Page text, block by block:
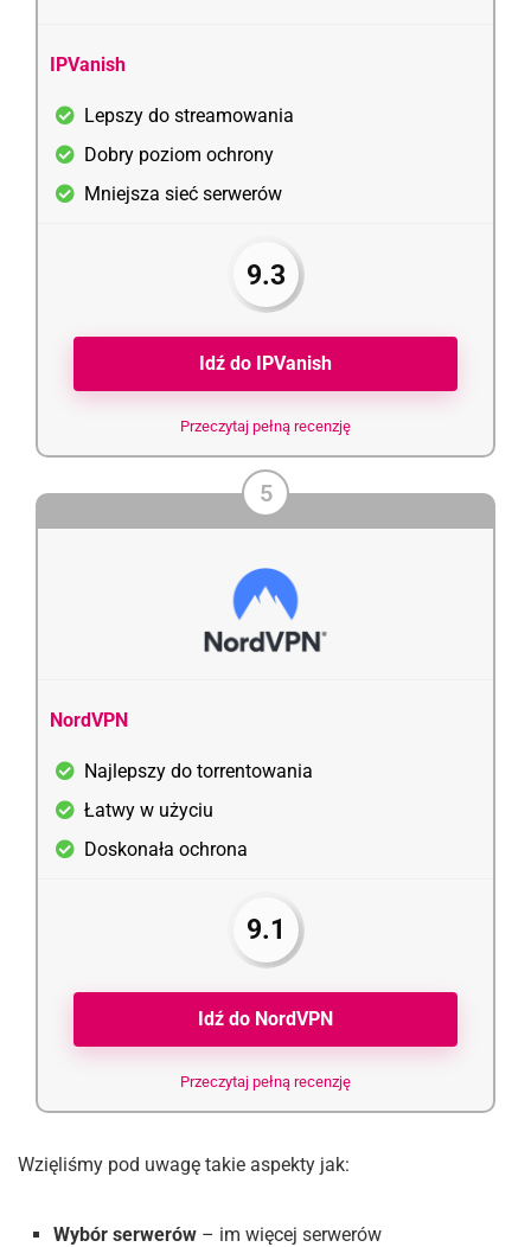
IPVanish
Lepszy do streamowania
Dobry poziom ochrony
Mniejsza sieć serwerów
9.3
Idź do IPVanish
Przeczytaj pełną recenzję
5
NordVPN
Najlepszy do torrentowania
Łatwy w użyciu
Doskonała ochrona
9.1
Idź do NordVPN
Przeczytaj pełną recenzję
Wzięliśmy pod uwagę takie aspekty jak:
Wybór serwerów – im więcej serwerów